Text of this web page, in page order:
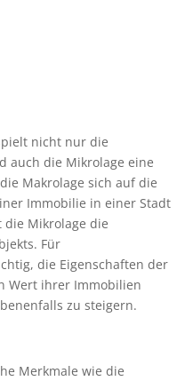
nicht nur die
auch die Mikrolage eine
Makrolage sich auf die
Immobilie in einer Stadt
die Mikrolage die
Für
die Eigenschaften der
Wert ihrer Immobilien
zu steigern.
Merkmale wie die